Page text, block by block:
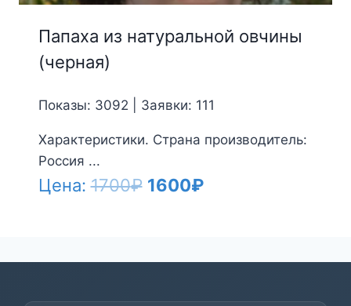
Папаха из натуральной овчины
(черная)
Показы: 3092 | Заявки: 111
Характеристики. Страна производитель:
Россия ...
Цена:1700₽ Первоначальная
1700₽.
1600₽Текущая